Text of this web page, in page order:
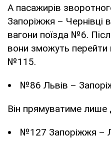
А пасажирів
Запоріжжя – Чернівці
вагони поїзда №6.
вони зможуть перейти
№115.
№86 Львів –
Він прямуватиме лише
№127 Запоріжжя –